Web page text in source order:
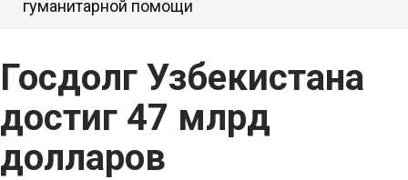
Госдолг Узбекистана
достиг 47 млрд
долларов
гуманитарной помощи